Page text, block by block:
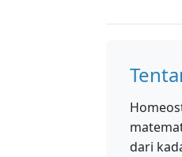
dari